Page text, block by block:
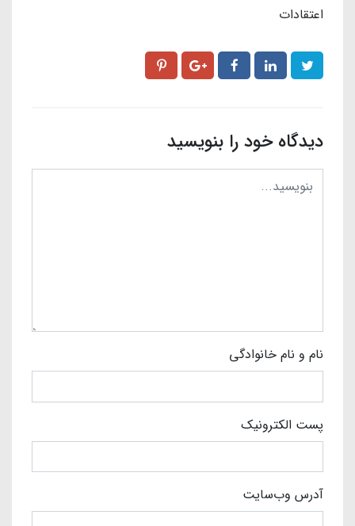
اعتقادات
دیدگاه خود را بنویسید
نام و نام خانوادگی
پست الکترونیک
آدرس وب‌سایت